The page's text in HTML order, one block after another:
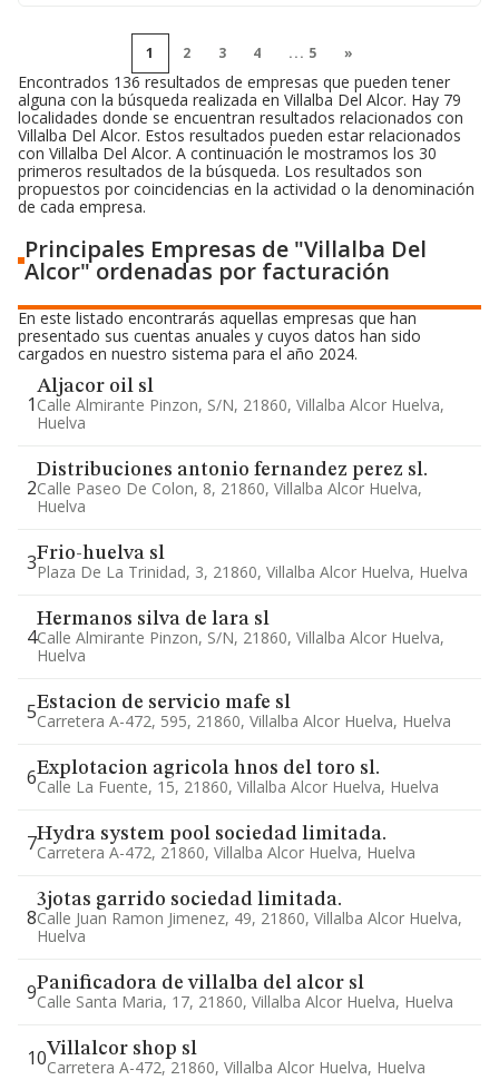
1 2 3 4 ... 5 »
Encontrados 136 resultados de empresas que pueden tener
alguna con la búsqueda realizada en Villalba Del Alcor. Hay 79
localidades donde se encuentran resultados relacionados con
Villalba Del Alcor. Estos resultados pueden estar relacionados
con Villalba Del Alcor. A continuación le mostramos los 30
primeros resultados de la búsqueda. Los resultados son
propuestos por coincidencias en la actividad o la denominación
de cada empresa.
Principales Empresas de "Villalba Del
Alcor" ordenadas por facturación
En este listado encontrarás aquellas empresas que han
presentado sus cuentas anuales y cuyos datos han sido
cargados en nuestro sistema para el año 2024.
1
Aljacor oil sl
Calle Almirante Pinzon, S/n, 21860, Villalba Alcor Huelva,
Huelva
2
Distribuciones antonio fernandez perez sl.
Calle Paseo De Colon, 8, 21860, Villalba Alcor Huelva,
Huelva
3Frio-huelva sl
Plaza De La Trinidad, 3, 21860, Villalba Alcor Huelva, Huelva
4
Hermanos silva de lara sl
Calle Almirante Pinzon, S/n, 21860, Villalba Alcor Huelva,
Huelva
5Estacion de servicio mafe sl
Carretera A-472, 595, 21860, Villalba Alcor Huelva, Huelva
6Explotacion agricola hnos del toro sl.
Calle La Fuente, 15, 21860, Villalba Alcor Huelva, Huelva
7Hydra system pool sociedad limitada.
Carretera A-472, 21860, Villalba Alcor Huelva, Huelva
8
3jotas garrido sociedad limitada.
Calle Juan Ramon Jimenez, 49, 21860, Villalba Alcor Huelva,
Huelva
9Panificadora de villalba del alcor sl
Calle Santa Maria, 17, 21860, Villalba Alcor Huelva, Huelva
10Villalcor shop sl
Carretera A-472, 21860, Villalba Alcor Huelva, Huelva